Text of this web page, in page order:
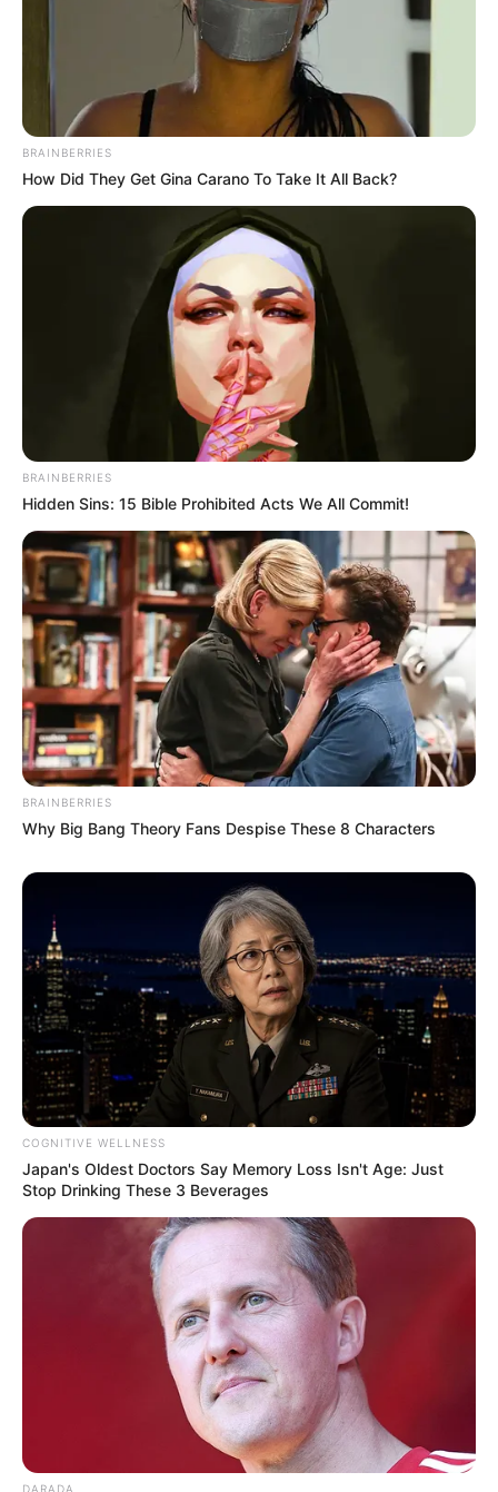
BRAINBERRIES
How Did They Get Gina Carano To Take It All Back?
BRAINBERRIES
Hidden Sins: 15 Bible Prohibited Acts We All Commit!
BRAINBERRIES
Why Big Bang Theory Fans Despise These 8 Characters
COGNITIVE WELLNESS
Japan's Oldest Doctors Say Memory Loss Isn't Age: Just
Stop Drinking These 3 Beverages
DARADA